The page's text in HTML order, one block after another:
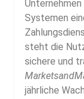
Systemen
steht die
sichere und
jährliche